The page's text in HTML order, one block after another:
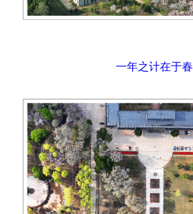
一年之计在于春